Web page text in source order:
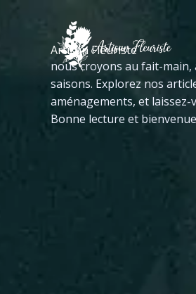
Artisan Fleuriste
nous croyons au fait-main,
saisons. Explorez nos
aménagements, et
Bonne lecture et